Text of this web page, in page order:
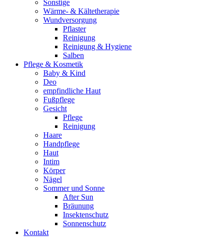
Sonstige
Wärme- & Kältetherapie
Wundversorgung
Pflaster
Reinigung
Reinigung & Hygiene
Salben
Pflege & Kosmetik
Baby & Kind
Deo
empfindliche Haut
Fußpflege
Gesicht
Pflege
Reinigung
Haare
Handpflege
Haut
Intim
Körper
Nägel
Sommer und Sonne
After Sun
Bräunung
Insektenschutz
Sonnenschutz
Kontakt